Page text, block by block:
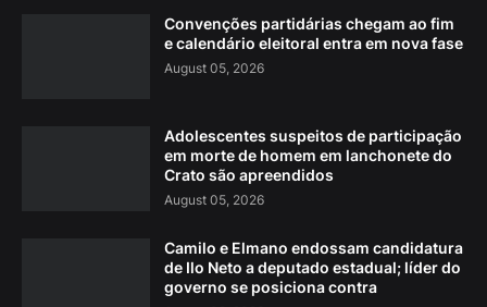
Convenções partidárias chegam ao fim
e calendário eleitoral entra em nova fase
August 05, 2026
Adolescentes suspeitos de participação
em morte de homem em lanchonete do
Crato são apreendidos
August 05, 2026
Camilo e Elmano endossam candidatura
de Ilo Neto a deputado estadual; líder do
governo se posiciona contra